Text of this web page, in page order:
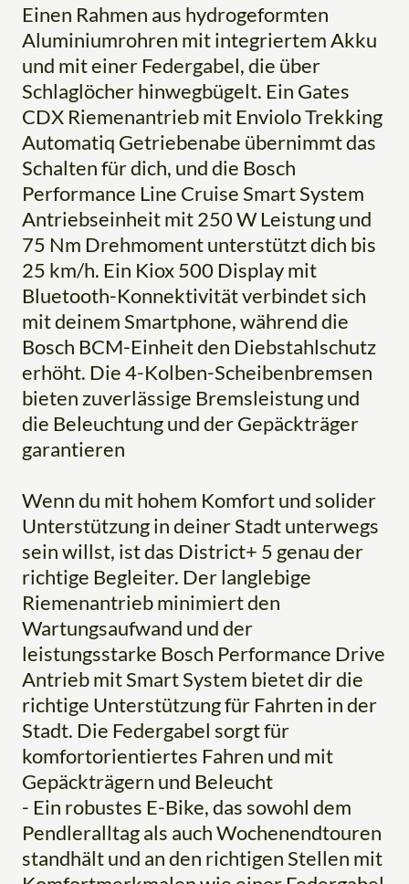
Einen Rahmen aus hydrogeformten
Aluminiumrohren mit integriertem Akku
und mit einer Federgabel, die über
Schlaglöcher hinwegbügelt. Ein Gates
CDX Riemenantrieb mit Enviolo Trekking
Automatiq Getriebenabe übernimmt das
Schalten für dich, und die Bosch
Performance Line Cruise Smart System
Antriebseinheit mit 250 W Leistung und
75 Nm Drehmoment unterstützt dich bis
25 km/h. Ein Kiox 500 Display mit
Bluetooth-Konnektivität verbindet sich
mit deinem Smartphone, während die
Bosch BCM-Einheit den Diebstahlschutz
erhöht. Die 4-Kolben-Scheibenbremsen
bieten zuverlässige Bremsleistung und
die Beleuchtung und der Gepäckträger
garantieren
Wenn du mit hohem Komfort und solider
Unterstützung in deiner Stadt unterwegs
sein willst, ist das District+ 5 genau der
richtige Begleiter. Der langlebige
Riemenantrieb minimiert den
Wartungsaufwand und der
leistungsstarke Bosch Performance Drive
Antrieb mit Smart System bietet dir die
richtige Unterstützung für Fahrten in der
Stadt. Die Federgabel sorgt für
komfortorientiertes Fahren und mit
Gepäckträgern und Beleucht
- Ein robustes E-Bike, das sowohl dem
Pendleralltag als auch Wochenendtouren
standhält und an den richtigen Stellen mit